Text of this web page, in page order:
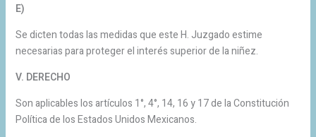
E)
Se dicten todas las medidas que este H. Juzgado estime
necesarias para proteger el interés superior de la niñez.
V. DERECHO
Son aplicables los artículos 1°, 4°, 14, 16 y 17 de la Constitución
Política de los Estados Unidos Mexicanos.